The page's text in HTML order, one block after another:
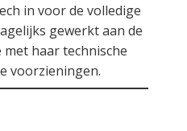
in voor de volledige
gewerkt aan de
haar technische
voorzieningen.